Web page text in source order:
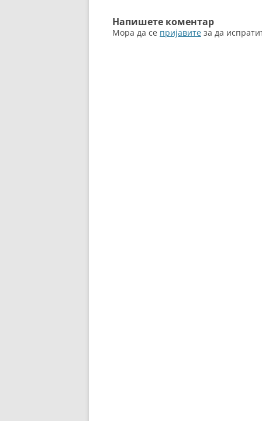
k
Напишете коментар
Мора да се пријавите за да